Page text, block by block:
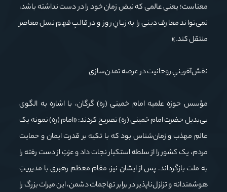
معناست؛ یعنی عالمی که نبض زمان خود را در دست نداشته باشد،
نمی‌تواند معارف دینی را به زبانِ روز و در قالبِ فهمِ نسل معاصر
منتقل کند.»
نقش‌آفرینیِ روحانیت در عرصه تمدن‌سازی
مؤسس حوزه علمیه امام خمینی (ره) گرگان، با اشاره به الگوی
بی‌بدیل حضرت امام خمینی (ره) تصریح کردند: «امام (ره) نمونه یک
عالمِ مهذب و زمان‌شناس بود که با تکیه بر قدرت ایمان و حمایت
مردم، یک کشور را از سلطه استکبار نجات داد و عزتِ از دست رفته را
به ملت بازگرداند. پس از ایشان نیز، مقام معظم رهبری با مدیریتِ
هوشمندانه و تزلزل‌ناپذیر در برابر تهاجمات دشمن، این میراث بزرگ را